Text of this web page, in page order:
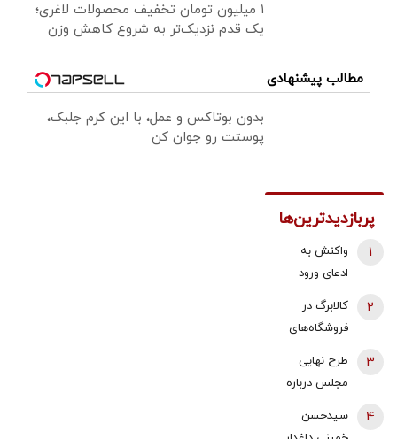
۱ میلیون تومان تخفیف محصولات لاغری؛
یک قدم نزدیک‌تر به شروع کاهش وزن
مطالب پیشنهادی
بدون بوتاکس و عمل، با این کرم جلبک،
پوستت رو جوان کن
پربازدیدترین‌ها
واکنش به
ادعای ورود
هواگردها به
دقیقه قبل از
حمله به بیت
رهبری/ رییس
1
کالابرگ در
فروشگاه‌های
شد
2
طرح نهایی
مجلس درباره
بنزین اعلام شد
3
سیدحسن
4